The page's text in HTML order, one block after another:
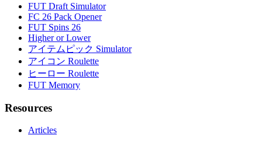
FUT Draft Simulator
FC 26 Pack Opener
FUT Spins 26
Higher or Lower
アイテムピック Simulator
アイコン Roulette
ヒーロー Roulette
FUT Memory
Resources
Articles